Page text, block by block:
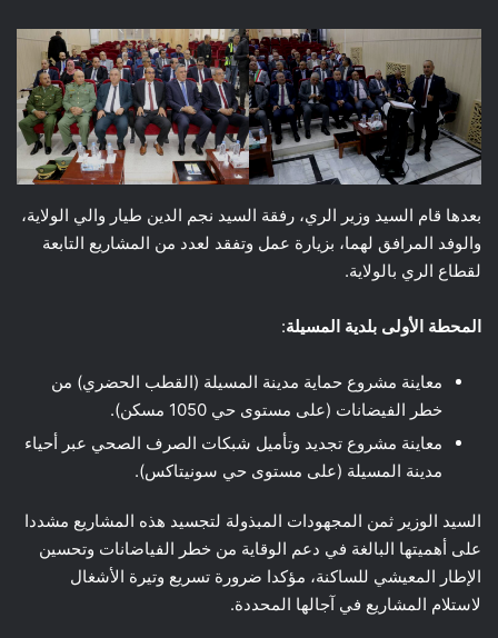
بعدها قام السيد وزير الري، رفقة السيد نجم الدين طيار والي الولاية،
والوفد المرافق لهما، بزيارة عمل وتفقد لعدد من المشاريع التابعة
لقطاع الري بالولاية.
المحطة الأولى بلدية المسيلة:
معاينة مشروع حماية مدينة المسيلة (القطب الحضري) من
خطر الفيضانات (على مستوى حي 1050 مسكن).
معاينة مشروع تجديد وتأميل شبكات الصرف الصحي عبر أحياء
مدينة المسيلة (على مستوى حي سونيتاكس).
السيد الوزير ثمن المجهودات المبذولة لتجسيد هذه المشاريع مشددا
على أهميتها البالغة في دعم الوقاية من خطر الفياضانات وتحسين
الإطار المعيشي للساكنة، مؤكدا ضرورة تسريع وتيرة الأشغال
لاستلام المشاريع في آجالها المحددة.